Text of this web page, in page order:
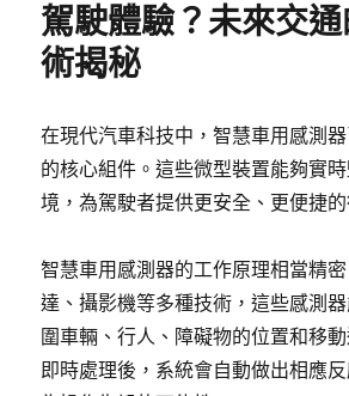
駕駛體驗？未來交
術揭秘
在現代汽車科技中，智慧車用感測
的核心組件。這些微型裝置能夠實
境，為駕駛者提供更安全、更便捷的
智慧車用感測器的工作原理相當精
達、攝影機等多種技術，這些感測
圍車輛、行人、障礙物的位置和移
即時處理後，系統會自動做出相應